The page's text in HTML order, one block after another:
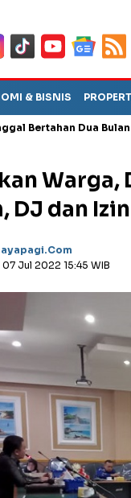
& BISNIS
Dua Bulan
DJ dan
07 Jul 2022 15:45 WIB